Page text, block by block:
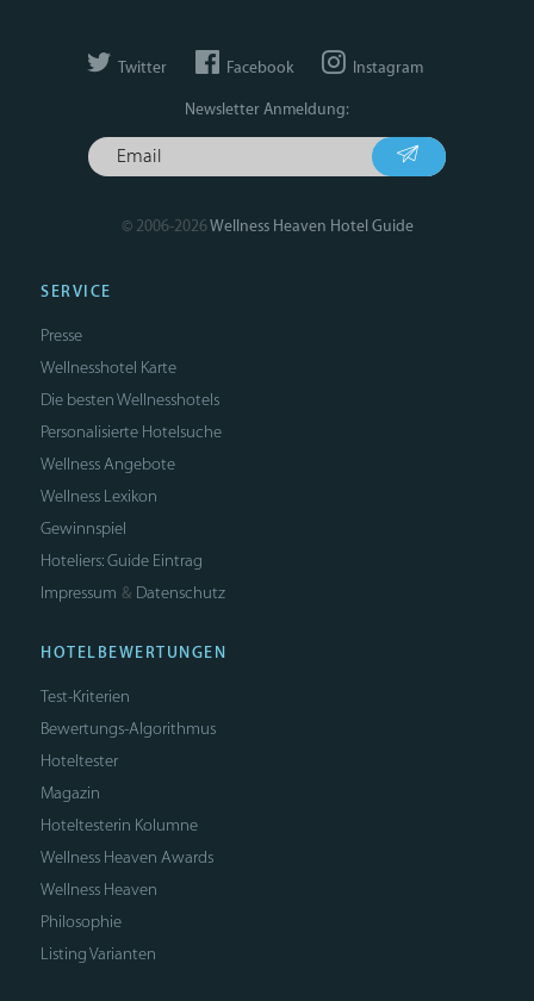
Twitter Facebook Instagram
Newsletter Anmeldung:
© 2006-2026Wellness Heaven Hotel Guide
SERVICE
Presse
Wellnesshotel Karte
Die besten Wellnesshotels
Personalisierte Hotelsuche
Wellness Angebote
Wellness Lexikon
Gewinnspiel
Hoteliers: Guide Eintrag
Impressum & Datenschutz
HOTELBEWERTUNGEN
Test-Kriterien
Bewertungs-Algorithmus
Hoteltester
Magazin
Hoteltesterin Kolumne
Wellness Heaven Awards
Wellness Heaven
Philosophie
Listing Varianten